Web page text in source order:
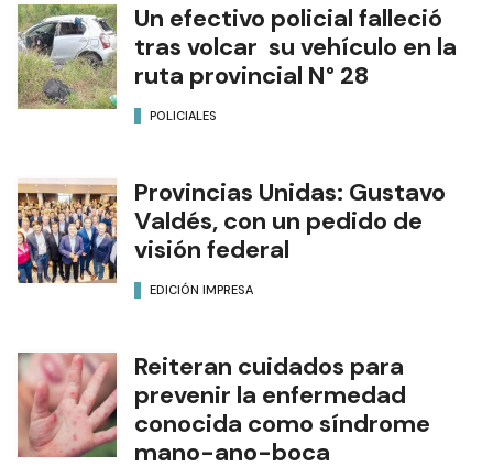
Un efectivo policial falleció
tras volcar su vehículo en la
ruta provincial N° 28
POLICIALES
Provincias Unidas: Gustavo
Valdés, con un pedido de
visión federal
EDICIÓN IMPRESA
Reiteran cuidados para
prevenir la enfermedad
conocida como síndrome
mano-ano-boca